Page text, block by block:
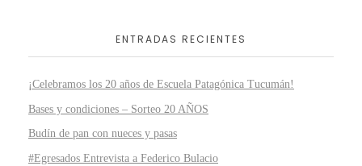
ENTRADAS RECIENTES
¡Celebramos los 20 años de Escuela Patagónica Tucumán!
Bases y condiciones – Sorteo 20 AÑOS
Budín de pan con nueces y pasas
#Egresados Entrevista a Federico Bulacio